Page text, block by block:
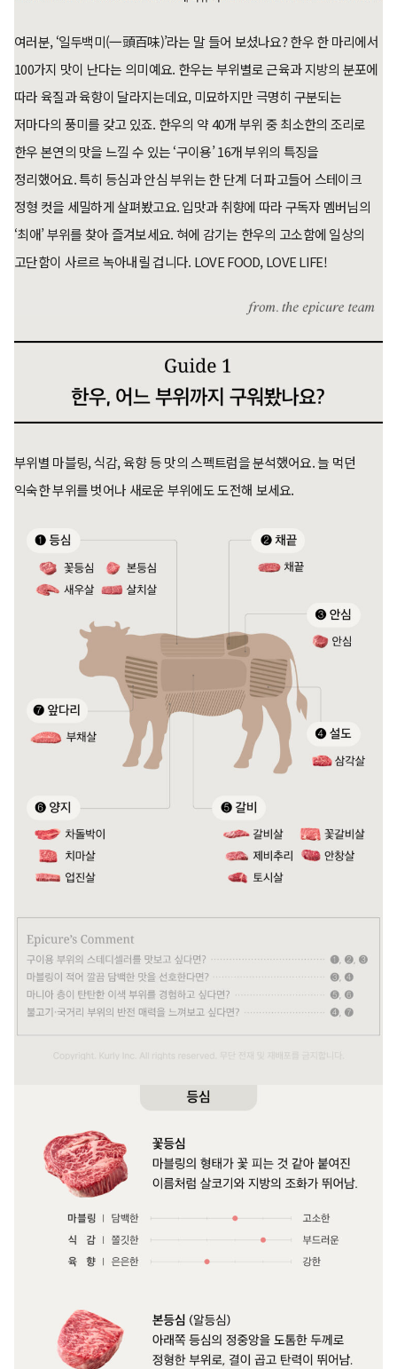
여러분, ‘일두백미(一頭百味)’라는 말 들어 보셨나요? 한우 한 마리에서
100가지 맛이 난다는 의미예요. 한우는 부위별로 근육과 지방의 분포에
따라 육질과 육향이 달라지는데요, 미묘하지만 극명히 구분되는
저마다의 풍미를 갖고 있죠. 한우의 약 40개 부위 중 최소한의 조리로
한우 본연의 맛을 느낄 수 있는 ‘구이용’ 16개 부위의 특징을
정리했어요. 특히 등심과 안심 부위는 한 단계 더 파고들어 스테이크
정형 컷을 세밀하게 살펴봤고요. 입맛과 취향에 따라 구독자 멤버님의
‘최애’ 부위를 찾아 즐겨보세요. 혀에 감기는 한우의 고소함에 일상의
고단함이 사르르 녹아내릴 겁니다. LOVE FOOD, LOVE LIFE!
부위별 마블링, 식감, 육향 등 맛의 스펙트럼을 분석했어요. 늘 먹던
익숙한 부위를 벗어나 새로운 부위에도 도전해 보세요.